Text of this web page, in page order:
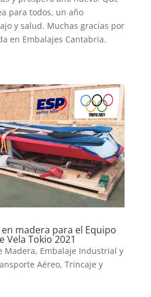
para todos, un año
y salud. Muchas gracias por
en Embalajes Cantabria.
madera para el Equipo
Vela Tokio 2021
Madera, Embalaje Industrial y
Aéreo, Trincaje y